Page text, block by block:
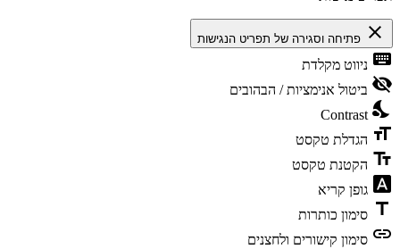
close פתיחה וסגירה של תפריט הנגישות
ניווט מקלדת
ביטול אנימציות / הבהובים
Contrast
הגדלת טקסט
הקטנת טקסט
גופן קריא
סימון כותרות
סימון קישורים ולחצנים